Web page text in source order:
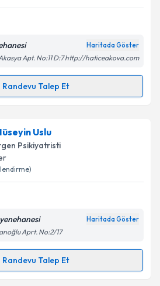
işlenmesine ilişkinAydınlatma
ve kişisel verilerimin belirtilen
kabul ediyorum.
Talebini Gönder
Haritada Göster
Apt. No:11 D:7 http://haticeakova.com
Randevu Talep Et
Talebi
Akovaiçin randevu takvimi talebi
randevu almanız için bir
e-posta ile bilgilendireceğiz.
işlenmesine ilişkin
ve kişisel verilerimin belirtilen
kabul ediyorum.
Uslu
Psikiyatristi
Haritada Göster
Aprt. No:2/17
Randevu Talep Et
Talebi